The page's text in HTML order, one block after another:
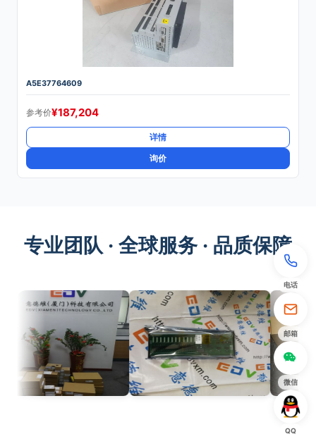
A5E37764609
参考价¥187,204
详情
询价
专业团队 · 全球服务 · 品质保障
电话
邮箱
微信
QQ